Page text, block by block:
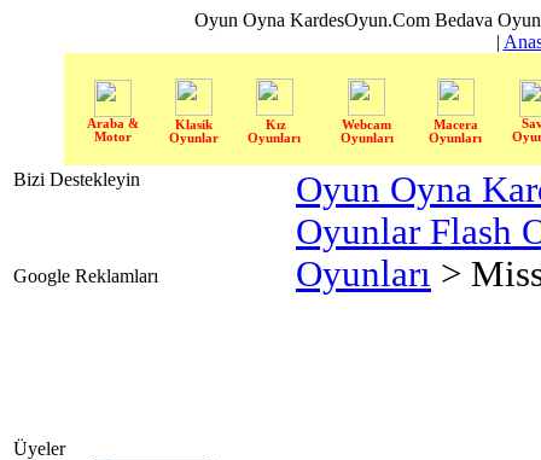
Oyun Oyna KardesOyun.Com Bedava
|
Araba &
Motor
Klasik
Oyunlar
Kız
Oyunları
Webcam
Oyunları
Macera
Oyunları
Bizi Destekleyin
Google Reklamları
Üyeler
Oyun Oyna
Oyunlar Flash
Oyunları >